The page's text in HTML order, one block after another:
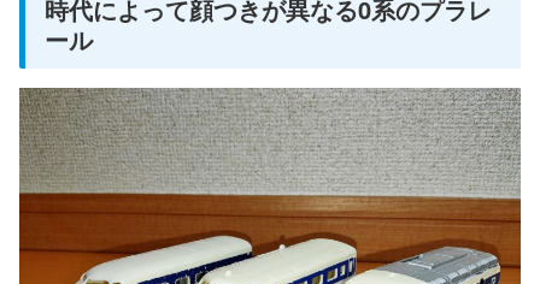
時代によって顔つきが異なる0系のプラレ
ール